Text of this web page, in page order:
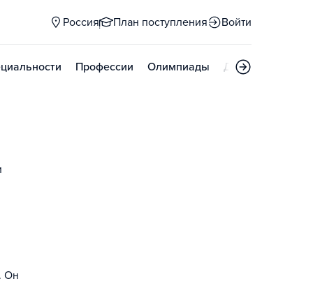
Россия План поступления Войти
Профессии Олимпиады Дни открытых
Он